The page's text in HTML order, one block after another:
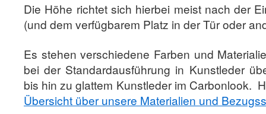
Die Höhe richtet sich hierbei meist nach der
(und dem verfügbarem Platz in der Tür oder
Es stehen verschiedene Farben und
bei der Standardausführung in Kunstleder
bis hin zu glattem Kunstleder im Carbonlook.
Übersicht über unsere Materialien und